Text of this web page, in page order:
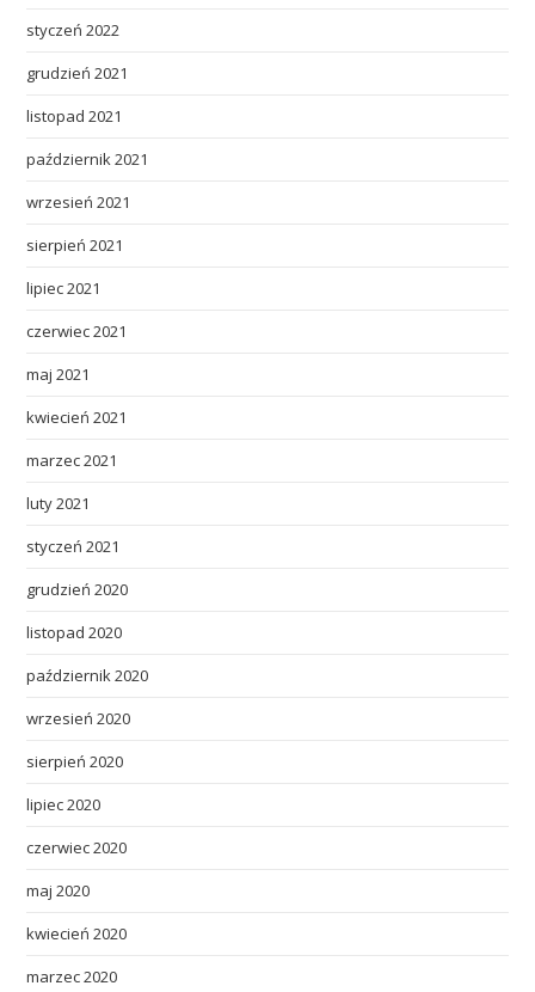
styczeń 2022
grudzień 2021
listopad 2021
październik 2021
wrzesień 2021
sierpień 2021
lipiec 2021
czerwiec 2021
maj 2021
kwiecień 2021
marzec 2021
luty 2021
styczeń 2021
grudzień 2020
listopad 2020
październik 2020
wrzesień 2020
sierpień 2020
lipiec 2020
czerwiec 2020
maj 2020
kwiecień 2020
marzec 2020